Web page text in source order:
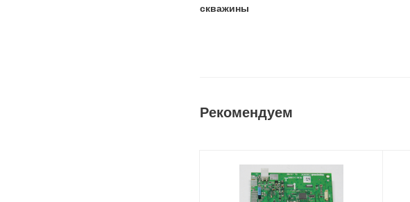
скважины
Рекомендуем